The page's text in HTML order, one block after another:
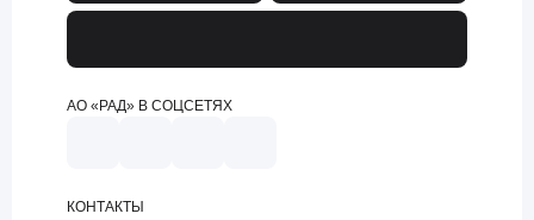
АО «РАД» В СОЦСЕТЯХ
КОНТАКТЫ